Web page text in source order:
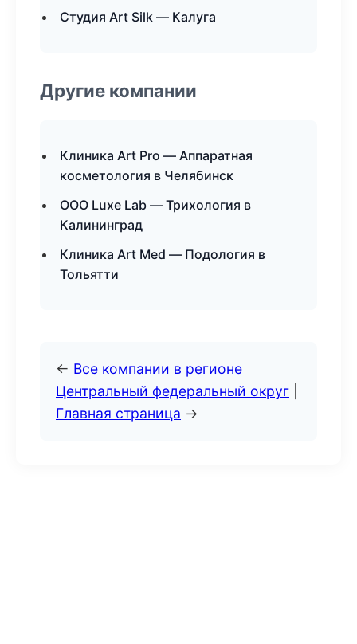
Студия Art Silk — Калуга
Другие компании
Клиника Art Pro — Аппаратная
косметология в Челябинск
ООО Luxe Lab — Трихология в
Калининград
Клиника Art Med — Подология в
Тольятти
← Все компании в регионе
Центральный федеральный округ
Главная страница →